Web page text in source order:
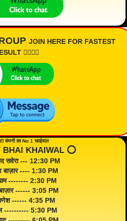
JOIN HERE FOR FASTEST
👇🏾👇🏾
कंपनी का No 1 खाईवाल
BHAI KHAIWAL ⭕️
सवेरा --- 12:30 PM
बाज़ार ---- 1:30 PM
-------- 2:30 PM
बाज़ार ------ 3:05 PM
------ 4:35 PM
---------- 5:30 PM